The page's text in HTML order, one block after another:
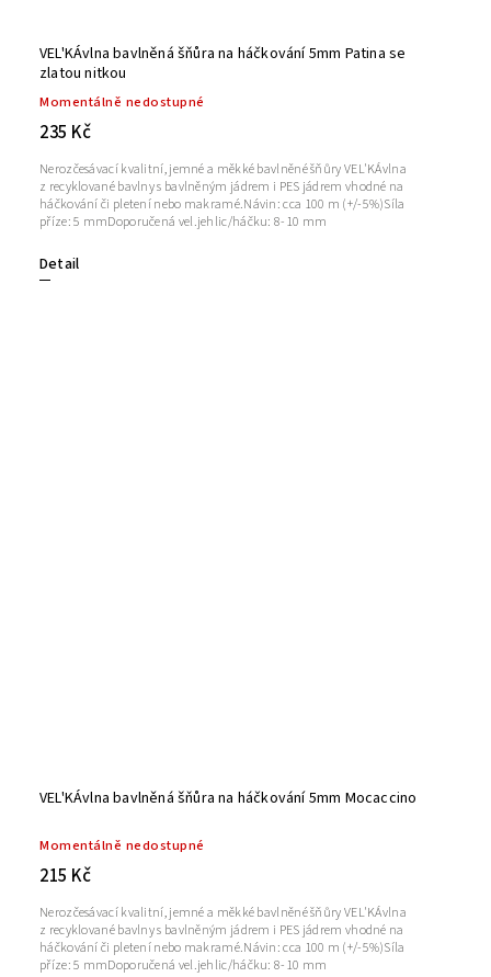
VEL'KÁvlna bavlněná šňůra na háčkování 5mm Patina se
zlatou nitkou
Momentálně nedostupné
235 Kč
Detail
Nerozčesávací kvalitní, jemné a měkké bavlněné šňůry VEL'KÁvlna
z recyklované bavlny s bavlněným jádrem i PES jádrem vhodné na
háčkování či pletení nebo makramé.Návin: cca 100 m (+/-5%)Síla
příze: 5 mmDoporučená vel.jehlic/háčku: 8-10 mm
VEL'KÁvlna bavlněná šňůra na háčkování 5mm Mocaccino
Momentálně nedostupné
215 Kč
Nerozčesávací kvalitní, jemné a měkké bavlněné šňůry VEL'KÁvlna
z recyklované bavlny s bavlněným jádrem i PES jádrem vhodné na
háčkování či pletení nebo makramé.Návin: cca 100 m (+/-5%)Síla
příze: 5 mmDoporučená vel.jehlic/háčku: 8-10 mm